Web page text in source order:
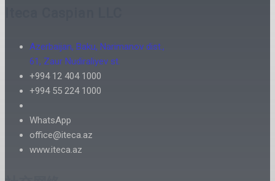
Azerbaijan, Baku, Narimanov dist.,
61, Zaur Nudiraliyev st.
+994 12 404 1000
+994 55 224 1000
WhatsApp
office@iteca.az
www.iteca.az